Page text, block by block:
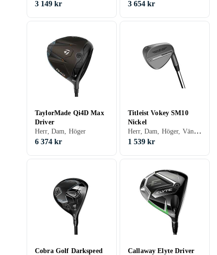
3 149 kr
3 654 kr
TaylorMade Qi4D Max
Driver
Herr, Dam, Höger
6 374 kr
Titleist Vokey SM10
Nickel
Herr, Dam, Höger, Vänster, Stålskaft
1 539 kr
Cobra Golf Darkspeed
Callaway Elyte Driver